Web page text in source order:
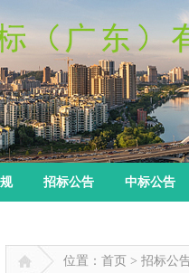
招标公告 中标公告
位置：首页 > 招标公